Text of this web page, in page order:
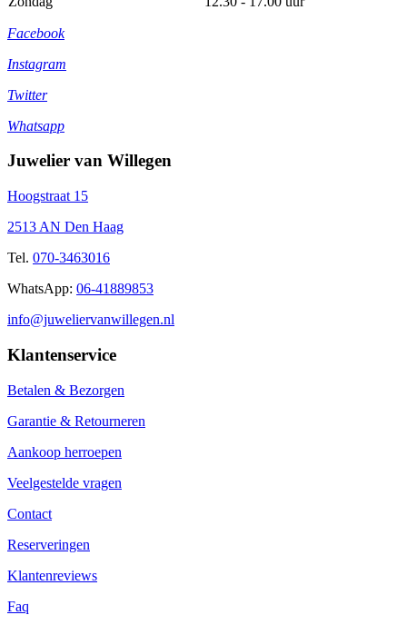
Facebook
Instagram
Twitter
Whatsapp
Juwelier van Willegen
Hoogstraat 15
2513 AN Den Haag
Tel. 070-3463016
WhatsApp: 06-41889853
info@juweliervanwillegen.nl
Klantenservice
Betalen & Bezorgen
Garantie & Retourneren
Aankoop herroepen
Veelgestelde vragen
Contact
Reserveringen
Klantenreviews
Faq